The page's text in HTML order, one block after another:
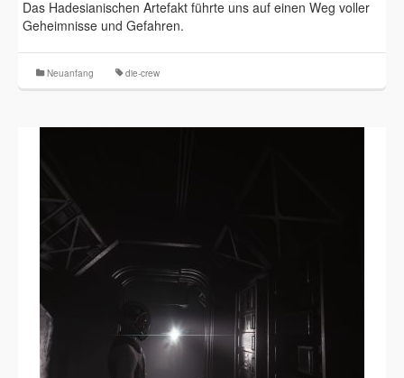
Das Hadesianischen Artefakt führte uns auf einen Weg voller
Geheimnisse und Gefahren.
Neuanfang die-crew